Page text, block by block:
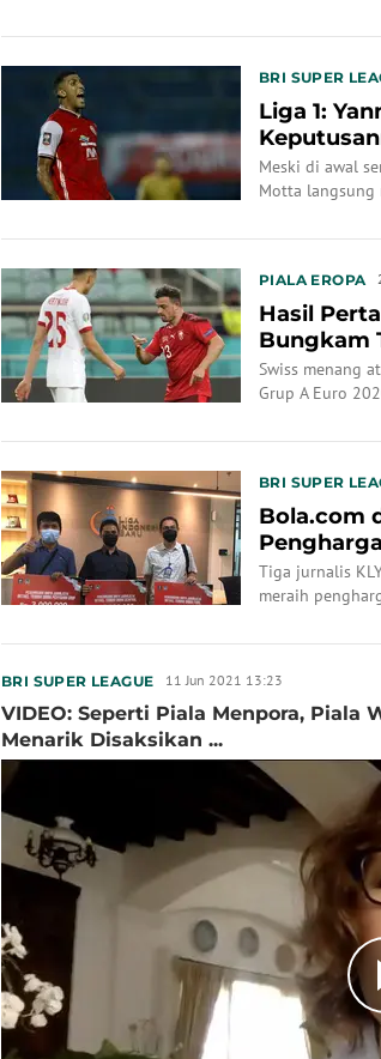
terbang lagi di
BRI SUPER
Liga 1:
Pedas
Meski di awal
Motta langsung
PIALA EROPA
Hasil
Bungkam
Swiss menang
Grup A Euro
BRI SUPER
Bola.com
Piala
Tiga jurnalis
meraih
BRI SUPER LEAGUE 11 Jun 2021 13:23
VIDEO: Seperti Piala Menpora, Piala
Menarik Disaksikan ...